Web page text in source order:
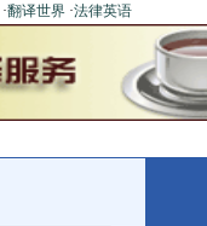
·翻译世界 ·法律英语